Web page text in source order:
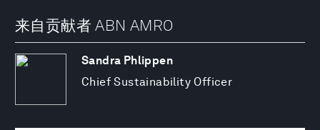
来自贡献者 ABN AMRO
Sandra Phlippen
Chief Sustainability Officer